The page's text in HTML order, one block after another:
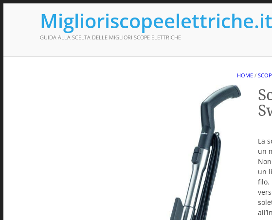
Miglioriscopeelettriche.it
GUIDA ALLA SCELTA DELLE MIGLIORI SCOPE ELETTRICHE
HOME /
La
un
un
filo.